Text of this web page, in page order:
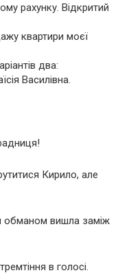
рахунку. Відкритий
квартири моєї
два:
Василівна.
Кирило, але
обманом вишла заміж
в голосі.